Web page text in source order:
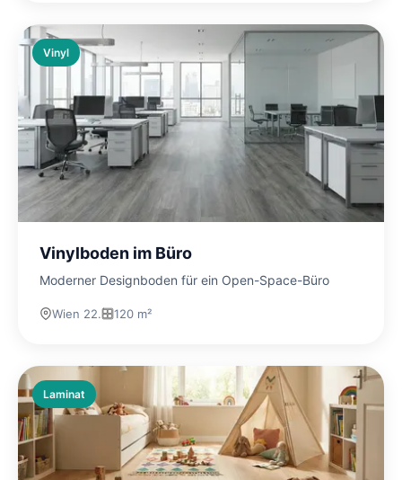
Vinyl
Vinylboden im Büro
Moderner Designboden für ein Open-Space-Büro
Wien 22. 120 m²
Laminat